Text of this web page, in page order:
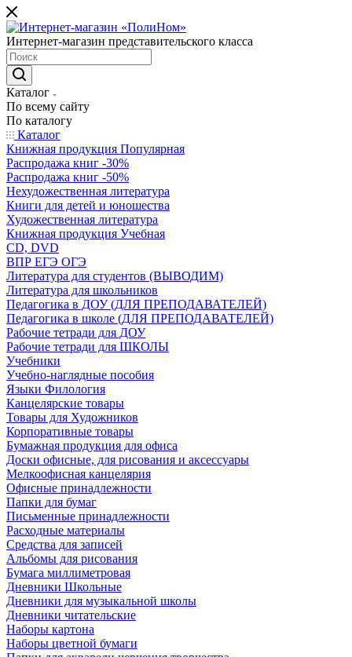
Интернет-магазин представительского класса
Каталог
По всему сайту
По каталогу
Каталог
Книжная продукция Популярная
Распродажа книг -30%
Распродажа книг -50%
Нехудожественная литература
Книги для детей и юношества
Художественная литература
Книжная продукция Учебная
CD, DVD
ВПР ЕГЭ ОГЭ
Литература для студентов (ВЫВОДИМ)
Литература для школьников
Педагогика в ДОУ (ДЛЯ ПРЕПОДАВАТЕЛЕЙ)
Педагогика в школе (ДЛЯ ПРЕПОДАВАТЕЛЕЙ)
Рабочие тетради для ДОУ
Рабочие тетради для ШКОЛЫ
Учебники
Учебно-наглядные пособия
Языки Филология
Канцелярские товары
Товары для Художников
Корпоративные товары
Бумажная продукция для офиса
Доски офисные, для рисования и аксессуары
Мелкоофисная канцелярия
Офисные принадлежности
Папки для бумаг
Письменные принадлежности
Расходные материалы
Средства для записей
Альбомы для рисования
Бумага миллиметровая
Дневники Школьные
Дневники для музыкальной школы
Дневники читательские
Наборы картона
Наборы цветной бумаги